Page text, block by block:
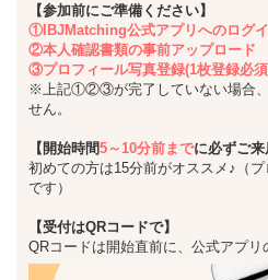
【参加前にご準備ください】
①IBJMatching公式アプリへのログ
②本人確認書類の事前アップロード
③プロフィール写真登録(1枚登録必
※上記①②③が完了していない場合、
せん。
【開始時間5～10分前までに必ずご来
初めての方は15分前がオススメ♪（
です）
【受付はQRコードで】
QRコードは開始直前に、公式アプ